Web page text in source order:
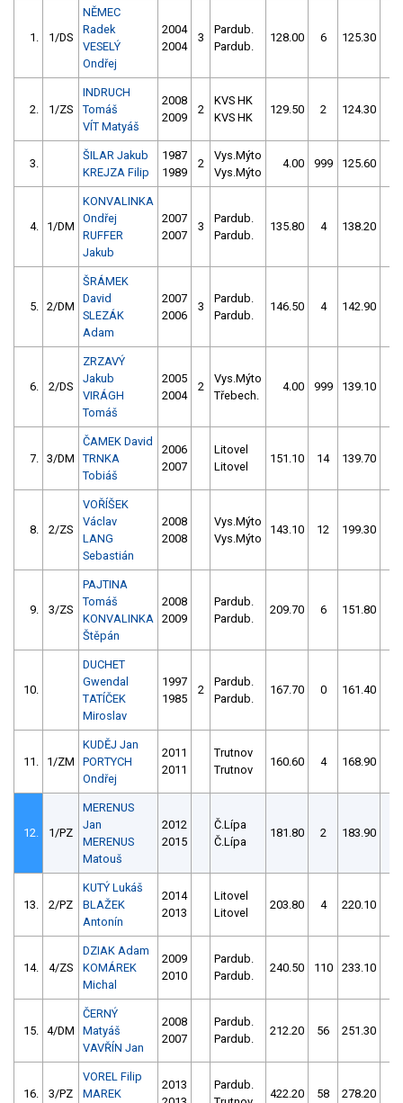
1. 1/DS
NĚMEC
Radek
VESELÝ
Ondřej
2004
2004
3
Pardub.
Pardub.
128.00 6 125.30
2. 1/ZS
INDRUCH
Tomáš
VÍT Matyáš
2008
2009
2
KVS HK
KVS HK
129.50 2 124.30
3.
ŠILAR Jakub
KREJZA Filip
1987
1989
2
Vys.Mýto
Vys.Mýto
4.00 999 125.60
4. 1/DM
KONVALINKA
Ondřej
RUFFER
Jakub
2007
2007
3
Pardub.
Pardub.
135.80 4 138.20
5. 2/DM
ŠRÁMEK
David
SLEZÁK
Adam
2007
2006
3
Pardub.
Pardub.
146.50 4 142.90
6. 2/DS
ZRZAVÝ
Jakub
VIRÁGH
Tomáš
2005
2004
2
Vys.Mýto
Třebech.
4.00 999 139.10
7. 3/DM
ČAMEK David
TRNKA
Tobiáš
2006
2007
Litovel
Litovel
151.10 14 139.70
8. 2/ZS
VOŘÍŠEK
Václav
LANG
Sebastián
2008
2008
Vys.Mýto
Vys.Mýto
143.10 12 199.30
9. 3/ZS
PAJTINA
Tomáš
KONVALINKA
Štěpán
2008
2009
Pardub.
Pardub.
209.70 6 151.80
10.
DUCHET
Gwendal
TATÍČEK
Miroslav
1997
1985
2
Pardub.
Pardub.
167.70 0 161.40
11. 1/ZM
KUDĚJ Jan
PORTYCH
Ondřej
2011
2011
Trutnov
Trutnov
160.60 4 168.90
12. 1/PZ
MERENUS
Jan
MERENUS
Matouš
2012
2015
Č.Lípa
Č.Lípa
181.80 2 183.90
13. 2/PZ
KUTÝ Lukáš
BLAŽEK
Antonín
2014
2013
Litovel
Litovel
203.80 4 220.10
14. 4/ZS
DZIAK Adam
KOMÁREK
Michal
2009
2010
Pardub.
Pardub.
240.50 110 233.10
15. 4/DM
ČERNÝ
Matyáš
VAVŘÍN Jan
2008
2007
Pardub.
Pardub.
212.20 56 251.30
16. 3/PZ
VOREL Filip
MAREK
2013
Pardub.
422.20 58 278.20